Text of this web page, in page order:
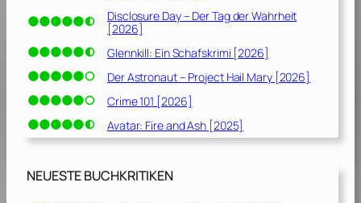
0
1
]
Disclosure Day – Der Tag der Wahrheit
[2026]
Glennkill: Ein Schafskrimi [2026]
Der Astronaut – Project Hail Mary [2026]
Crime 101 [2026]
Avatar: Fire and Ash [2025]
NEUESTE BUCHKRITIKEN